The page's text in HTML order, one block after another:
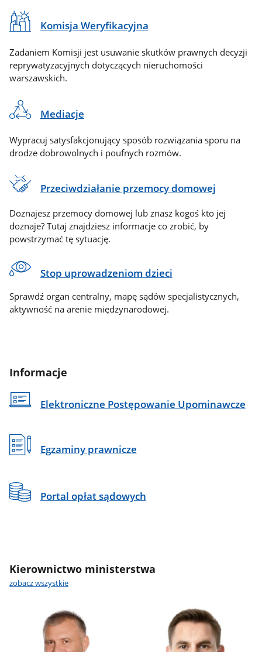
Komisja Weryfikacyjna
Zadaniem Komisji jest usuwanie skutków prawnych decyzji
reprywatyzacyjnych dotyczących nieruchomości
warszawskich.
Mediacje
Wypracuj satysfakcjonujący sposób rozwiązania sporu na
drodze dobrowolnych i poufnych rozmów.
Przeciwdziałanie przemocy domowej
Doznajesz przemocy domowej lub znasz kogoś kto jej
doznaje? Tutaj znajdziesz informacje co zrobić, by
powstrzymać tę sytuację.
Stop uprowadzeniom dzieci
Sprawdź organ centralny, mapę sądów specjalistycznych,
aktywność na arenie międzynarodowej.
Informacje
Elektroniczne Postępowanie Upominawcze
Egzaminy prawnicze
Portal opłat sądowych
Kierownictwo ministerstwa
zobacz wszystkie